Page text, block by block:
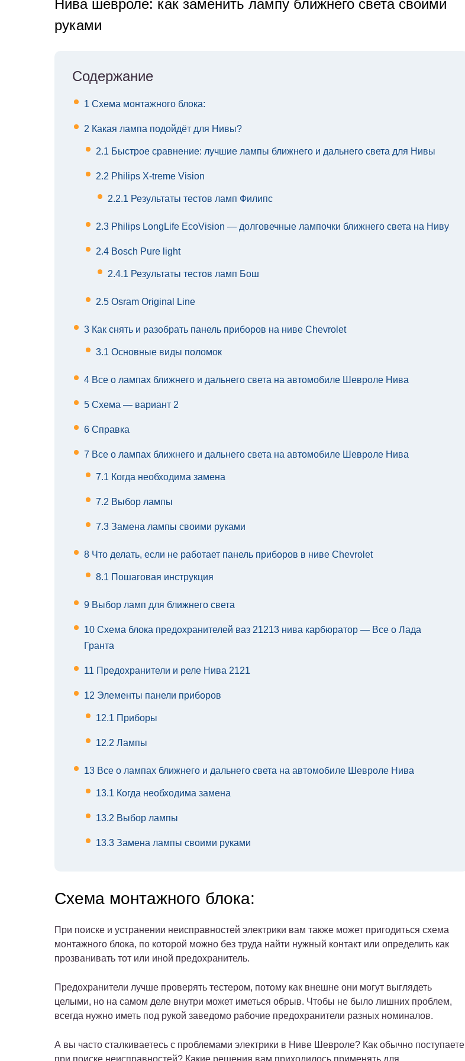
Нива шевроле: как заменить лампу ближнего света своими
руками
Содержание
1 Схема монтажного блока:
2 Какая лампа подойдёт для Нивы?
2.1 Быстрое сравнение: лучшие лампы ближнего и дальнего света для Нивы
2.2 Philips X-treme Vision
2.2.1 Результаты тестов ламп Филипс
2.3 Philips LongLife EcoVision — долговечные лампочки ближнего света на Ниву
2.4 Bosch Pure light
2.4.1 Результаты тестов ламп Бош
2.5 Osram Original Line
3 Как снять и разобрать панель приборов на ниве Chevrolet
3.1 Основные виды поломок
4 Все о лампах ближнего и дальнего света на автомобиле Шевроле Нива
5 Схема — вариант 2
6 Справка
7 Все о лампах ближнего и дальнего света на автомобиле Шевроле Нива
7.1 Когда необходима замена
7.2 Выбор лампы
7.3 Замена лампы своими руками
8 Что делать, если не работает панель приборов в ниве Chevrolet
8.1 Пошаговая инструкция
9 Выбор ламп для ближнего света
10 Схема блока предохранителей ваз 21213 нива карбюратор — Все о Лада
Гранта
11 Предохранители и реле Нива 2121
12 Элементы панели приборов
12.1 Приборы
12.2 Лампы
13 Все о лампах ближнего и дальнего света на автомобиле Шевроле Нива
13.1 Когда необходима замена
13.2 Выбор лампы
13.3 Замена лампы своими руками
Схема монтажного блока:
При поиске и устранении неисправностей электрики вам также может пригодиться схема
монтажного блока, по которой можно без труда найти нужный контакт или определить как
прозванивать тот или иной предохранитель.
Предохранители лучше проверять тестером, потому как внешне они могут выглядеть
целыми, но на самом деле внутри может иметься обрыв. Чтобы не было лишних проблем,
всегда нужно иметь под рукой заведомо рабочие предохранители разных номиналов.
А вы часто сталкиваетесь с проблемами электрики в Ниве Шевроле? Как обычно поступаете